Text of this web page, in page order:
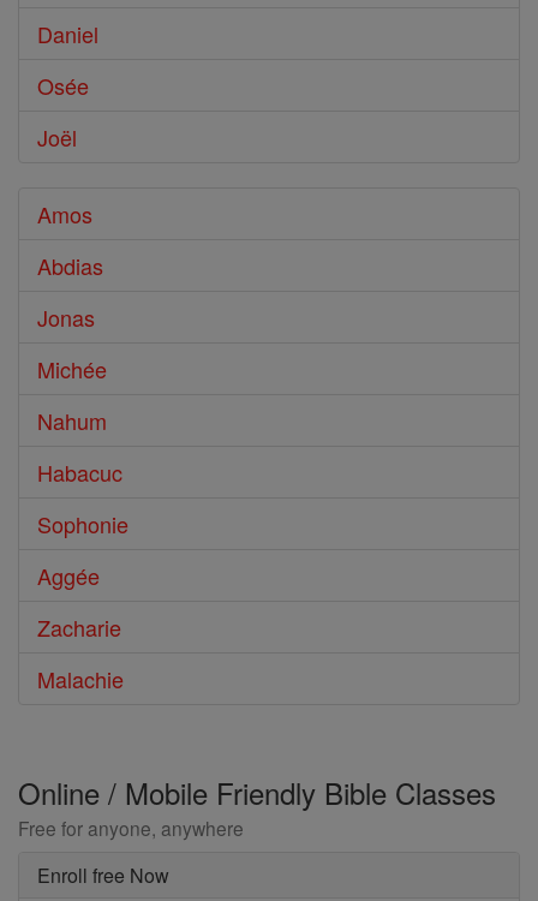
Daniel
Osée
Joël
Amos
Abdias
Jonas
Michée
Nahum
Habacuc
Sophonie
Aggée
Zacharie
Malachie
Online / Mobile Friendly Bible Classes
Free for anyone, anywhere
Enroll free Now